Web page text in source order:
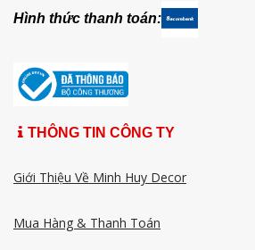
Hình thức thanh toán:
THÔNG TIN CÔNG TY
Giới Thiệu Về Minh Huy Decor
Mua Hàng & Thanh Toán